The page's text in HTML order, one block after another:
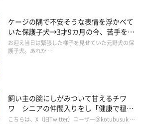
表現するのが上手なコに成長
ケージの隅で不安そうな表情を浮かべて
いた保護子犬→3才9カ月の今、苦手を克
服し頼もしいコに成長！
お迎え当日は緊張した様子を見せていた元野犬の保
護子犬。あれか …
飼い主の腕にしがみついて甘えるチワ
ワ シニアの仲間入りをし「健康で穏や
かな暮らしが続いてほしい」と願う
こちらは、X（旧Twitter）ユーザー＠kotubusuk …